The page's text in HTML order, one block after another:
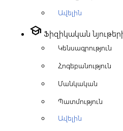
Ավելին
school Ֆիզիկական
Կենսագրություն
Հոգեբանություն
Մանկական
Պատմություն
Ավելին